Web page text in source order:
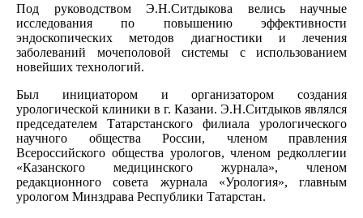
Под руководством Э.Н.Ситдыкова велись научные
исследования по повышению эффективности
эндоскопических методов диагностики и лечения
заболеваний мочеполовой системы с использованием
новейших технологий.
Был инициатором и организатором создания
урологической клиники в г. Казани. Э.Н.Ситдыков являлся
председателем Татарстанского филиала урологического
научного общества России, членом правления
Всероссийского общества урологов, членом редколлегии
«Казанского медицинского журнала», членом
редакционного совета журнала «Урология», главным
урологом Минздрава Республики Татарстан.